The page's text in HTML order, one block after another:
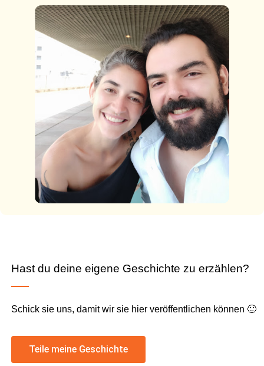
Hast du deine eigene Geschichte zu erzählen?
Schick sie uns, damit wir sie hier veröffentlichen können 🙂
Teile meine Geschichte